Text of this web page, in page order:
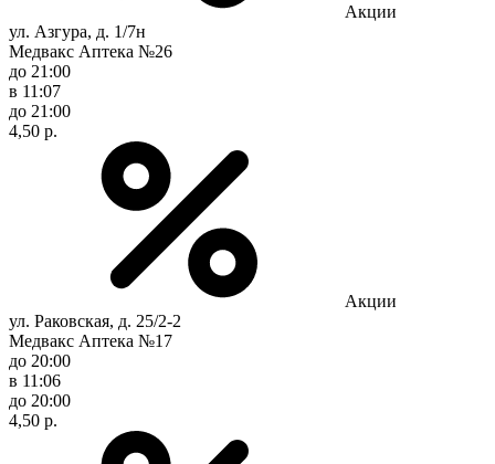
Акции
ул. Азгура, д. 1/7н
Медвакс Аптека №26
до 21:00
в 11:07
до 21:00
4,50 р.
Акции
ул. Раковская, д. 25/2-2
Медвакс Аптека №17
до 20:00
в 11:06
до 20:00
4,50 р.